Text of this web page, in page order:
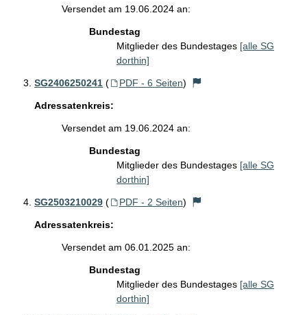
Versendet am 19.06.2024 an:
Bundestag
Mitglieder des Bundestages [alle SG
dorthin]
SG2406250241 ( PDF - 6 Seiten)
Adressatenkreis:
Versendet am 19.06.2024 an:
Bundestag
Mitglieder des Bundestages [alle SG
dorthin]
SG2503210029 ( PDF - 2 Seiten)
Adressatenkreis:
Versendet am 06.01.2025 an:
Bundestag
Mitglieder des Bundestages [alle SG
dorthin]